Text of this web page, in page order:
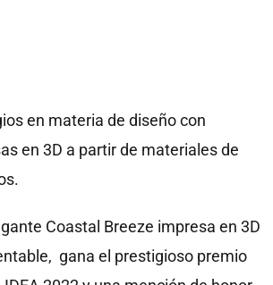
en materia de diseño con
en 3D a partir de materiales de
Coastal Breeze impresa en 3D
gana el prestigioso premio